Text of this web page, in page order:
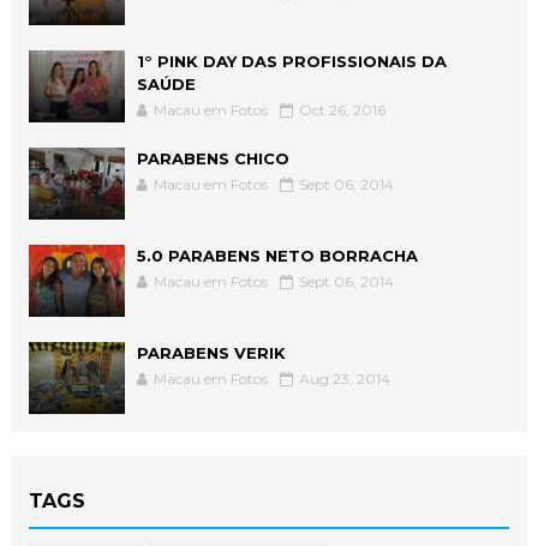
1° PINK DAY DAS PROFISSIONAIS DA
SAÚDE
Macau em Fotos Oct 26, 2016
PARABENS CHICO
Macau em Fotos Sept 06, 2014
5.0 PARABENS NETO BORRACHA
Macau em Fotos Sept 06, 2014
PARABENS VERIK
Macau em Fotos Aug 23, 2014
TAGS